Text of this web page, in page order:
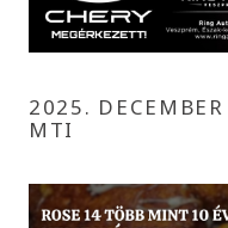
2025.
MTI